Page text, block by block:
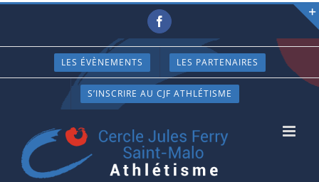
Passer
contenu
Facebook
LES ÉVÈNEMENTS LES PARTENAIRES
S’INSCRIRE AU CJF ATHLÉTISME